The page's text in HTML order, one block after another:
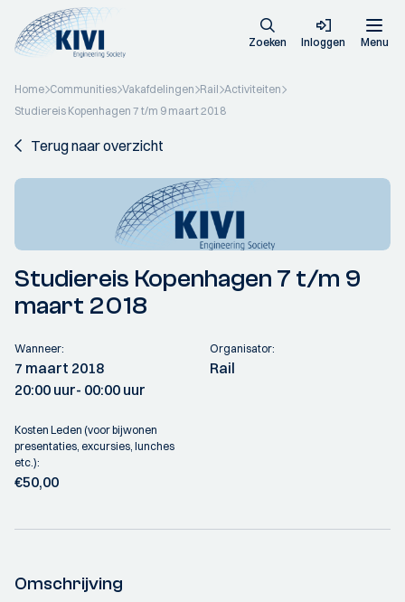
Zoeken Inloggen Menu
Home Communities Vakafdelingen Rail Activiteiten
Studiereis Kopenhagen 7 t/m 9 maart 2018
Terug naar overzicht
Studiereis Kopenhagen 7 t/m 9
maart 2018
Wanneer:
7 maart 2018
20:00 uur- 00:00 uur
Organisator:
Rail
Kosten Leden (voor bijwonen
presentaties, excursies, lunches
etc.):
€50,00
Omschrijving